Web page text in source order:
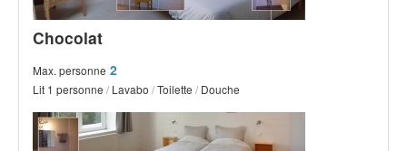
Chocolat
Max. personne 2
Lit 1 personne / Lavabo /Toilette / Douche